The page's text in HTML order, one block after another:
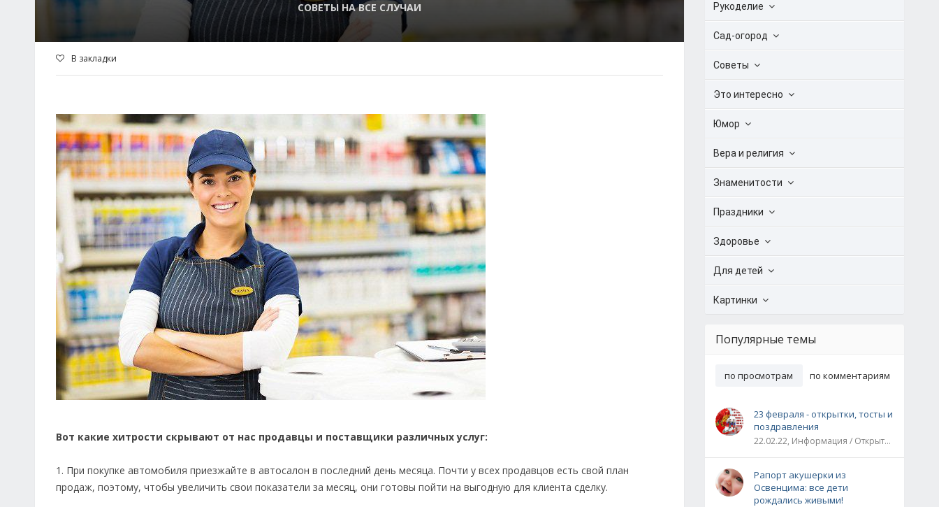
СОВЕТЫ НА ВСЕ СЛУЧАИ
В закладки
Вот какие хитрости скрывают от нас продавцы и поставщики различных услуг:
1. При покупке автомобиля приезжайте в автосалон в последний день месяца. Почти у всех продавцов есть свой план
продаж, поэтому, чтобы увеличить свои показатели за месяц, они готовы пойти на выгодную для клиента сделку.
Рукоделие
Сад-огород
Советы
Это интересно
Юмор
Вера и религия
Знаменитости
Праздники
Здоровье
Для детей
Картинки
Популярные темы
по просмотрам по комментариям
23 февраля - открытки, тосты и
поздравления
22.02.22, Информация / Открытки / Все праздники
Рапорт акушерки из
Освенцима: все дети
рождались живыми!